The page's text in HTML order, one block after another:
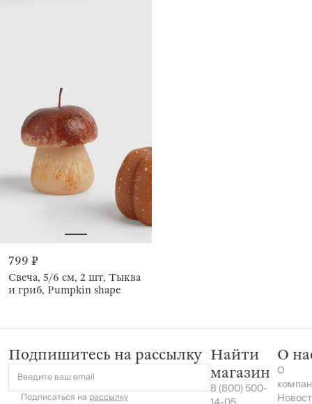
799 ₽
Свеча, 5/6 см, 2 шт, Тыква
и гриб, Pumpkin shape
Подпишитесь на рассылку
Введите ваш email
Подписаться на рассылку
Найти
магазин
8 (800) 500-
О
О